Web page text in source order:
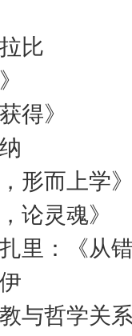
比
得》
形而上学
论灵魂》
里：《从
与哲学关